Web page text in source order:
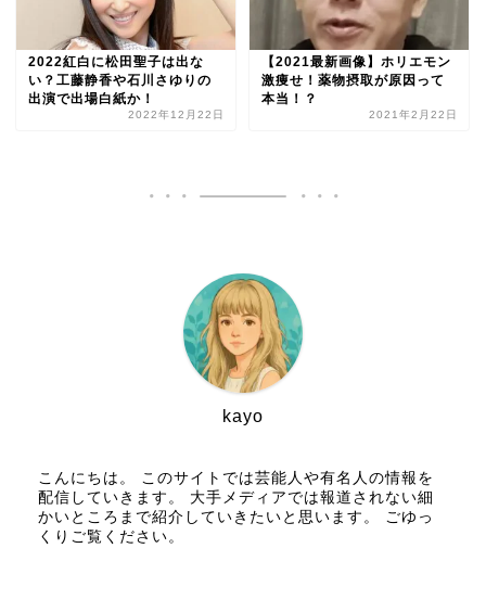
2022紅白に松田聖子は出な
い？工藤静香や石川さゆりの
出演で出場白紙か！
2022年12月22日
【2021最新画像】ホリエモン
激痩せ！薬物摂取が原因って
本当！？
2021年2月22日
kayo
こんにちは。 このサイトでは芸能人や有名人の情報を
配信していきます。 大手メディアでは報道されない細
かいところまで紹介していきたいと思います。 ごゆっ
くりご覧ください。